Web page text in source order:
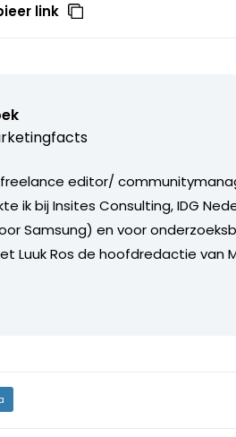
link
freelance editor/
ik bij Insites Consulting, IDG
Samsung) en voor
Luuk Ros de hoofdredactie van